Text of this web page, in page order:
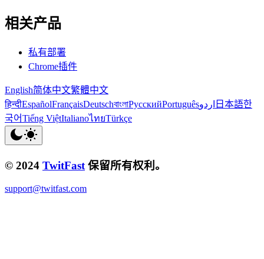
相关产品
私有部署
Chrome插件
English简体中文繁體中文
हिन्दीEspañolFrançaisDeutschবাংলাРусскийPortuguêsاردو 日本語한
국어Tiếng ViệtItalianoไทยTürkçe
© 2024 TwitFast 保留所有权利。
support@twitfast.com